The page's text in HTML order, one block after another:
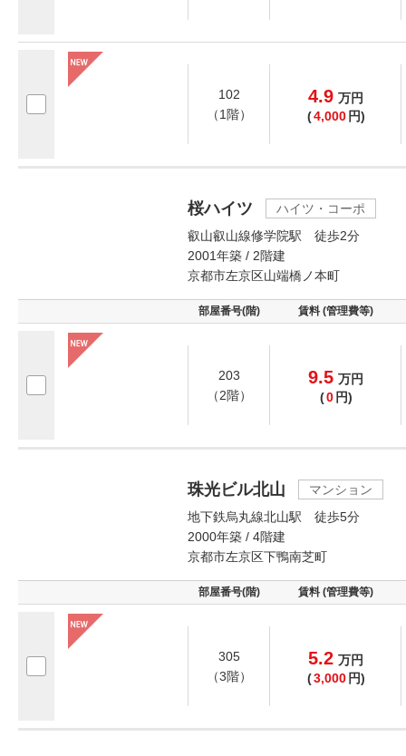
102
（1階）
4.9 万円
(4,000 円)
桜ハイツ
ハイツ・コーポ
叡山叡山線修学院駅 徒歩2分
2001年築 / 2階建
京都市左京区山端橋ノ本町
部屋番号(階) 賃料 (管理費等)
203
（2階）
9.5 万円
(0 円)
珠光ビル北山
マンション
地下鉄烏丸線北山駅 徒歩5分
2000年築 / 4階建
京都市左京区下鴨南芝町
部屋番号(階) 賃料 (管理費等)
305
（3階）
5.2 万円
(3,000 円)